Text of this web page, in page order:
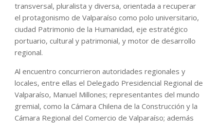
transversal, pluralista y diversa, orientada a recuperar
el protagonismo de Valparaíso como polo universitario,
ciudad Patrimonio de la Humanidad, eje estratégico
portuario, cultural y patrimonial, y motor de desarrollo
regional.
Al encuentro concurrieron autoridades regionales y
locales, entre ellas el Delegado Presidencial Regional de
Valparaíso, Manuel Millones; representantes del mundo
gremial, como la Cámara Chilena de la Construcción y la
Cámara Regional del Comercio de Valparaíso; además